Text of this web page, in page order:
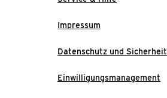
Impressum
Datenschutz und Sicherheit
Einwilligungsmanagement